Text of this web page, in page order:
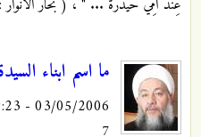
ما اسم ابناء
03/05/2006 - 09:23
7